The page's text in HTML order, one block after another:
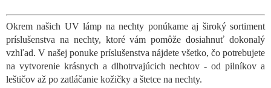
l
á
d
a
c
i
Okrem našich UV lámp na nechty ponúkame aj široký sortiment
príslušenstva na nechty, ktoré vám pomôže dosiahnuť dokonalý
vzhľad. V našej ponuke príslušenstva nájdete všetko, čo potrebujete
na vytvorenie krásnych a dlhotrvajúcich nechtov - od pilníkov a
leštičov až po zatláčanie kožičky a štetce na nechty.